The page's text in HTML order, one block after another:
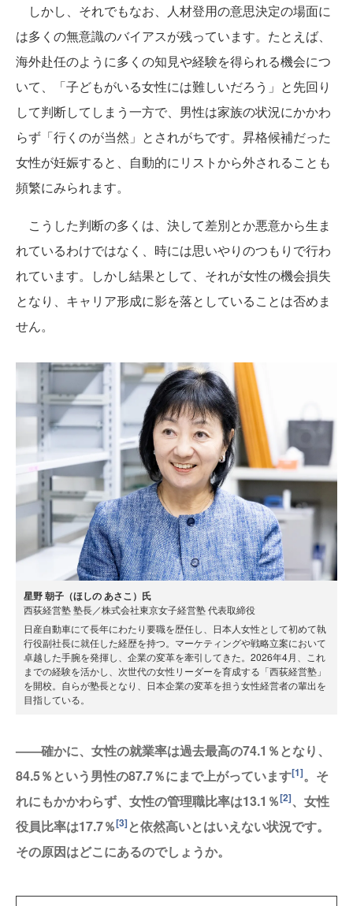
しかし、それでもなお、人材登用の意思決定の場面に
は多くの無意識のバイアスが残っています。たとえば、
海外赴任のように多くの知見や経験を得られる機会につ
いて、「子どもがいる女性には難しいだろう」と先回り
して判断してしまう一方で、男性は家族の状況にかかわ
らず「行くのが当然」とされがちです。昇格候補だった
女性が妊娠すると、自動的にリストから外されることも
頻繁にみられます。
こうした判断の多くは、決して差別とか悪意から生ま
れているわけではなく、時には思いやりのつもりで行わ
れています。しかし結果として、それが女性の機会損失
となり、キャリア形成に影を落としていることは否めま
せん。
星野 朝子（ほしの あさこ）氏
西荻経営塾 塾長／株式会社東京女子経営塾 代表取締役
日産自動車にて長年にわたり要職を歴任し、日本人女性として初めて執
行役副社長に就任した経歴を持つ。マーケティングや戦略立案において
卓越した手腕を発揮し、企業の変革を牽引してきた。2026年4月、これ
までの経験を活かし、次世代の女性リーダーを育成する「西荻経営塾」
を開校。自らが塾長となり、日本企業の変革を担う女性経営者の輩出を
目指している。
——確かに、女性の就業率は過去最高の74.1％となり、
84.5％という男性の87.7％にまで上がっています[1]。そ
れにもかかわらず、女性の管理職比率は13.1％[2]、女性
役員比率は17.7％[3]と依然高いとはいえない状況です。
その原因はどこにあるのでしょうか。